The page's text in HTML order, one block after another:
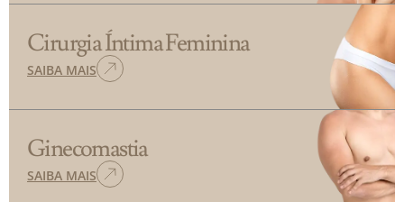
Cirurgia Íntima Feminina
SAIBA MAIS
Ginecomastia
SAIBA MAIS